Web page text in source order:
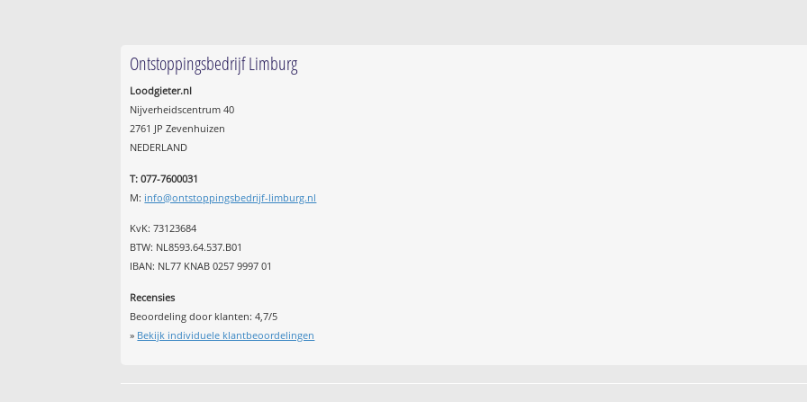
Ontstoppingsbedrijf Limburg
Loodgieter.nl
Nijverheidscentrum 40
2761 JP Zevenhuizen
NEDERLAND
T: 077-7600031
M: info@ontstoppingsbedrijf-limburg.nl
KvK: 73123684
BTW: NL8593.64.537.B01
IBAN: NL77 KNAB 0257 9997 01
Recensies
Beoordeling door klanten:4,7/5
» Bekijk individuele klantbeoordelingen